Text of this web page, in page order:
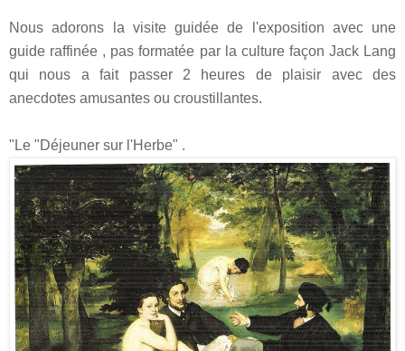
Nous adorons la visite guidée de l'exposition avec une
guide raffinée , pas formatée par la culture façon Jack Lang
qui nous a fait passer 2 heures de plaisir avec des
anecdotes amusantes ou croustillantes.
"Le "Déjeuner sur l'Herbe" .